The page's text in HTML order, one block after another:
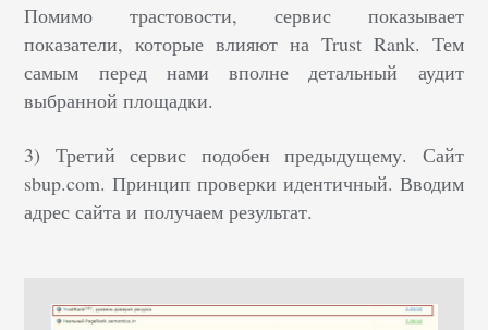
Помимо трастовости, сервис показывает
показатели, которые влияют на Trust Rank. Тем
самым перед нами вполне детальный аудит
выбранной площадки.
3) Третий сервис подобен предыдущему. Сайт
sbup.com. Принцип проверки идентичный. Вводим
адрес сайта и получаем результат.